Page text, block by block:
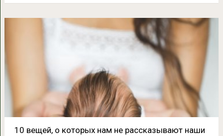
10 вещей, о которых нам не рассказывают наши